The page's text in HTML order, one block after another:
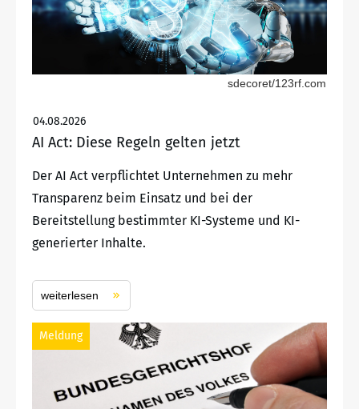
sdecoret/123rf.com
04.08.2026
AI Act: Diese Regeln gelten jetzt
Der AI Act verpflichtet Unternehmen zu mehr
Transparenz beim Einsatz und bei der
Bereitstellung bestimmter KI-Systeme und KI-
generierter Inhalte.
weiterlesen
Meldung